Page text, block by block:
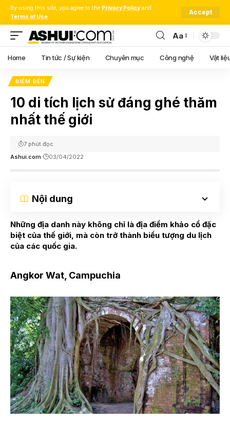
By using this site, you agree to the Privacy Policy and
Terms of Use.
Accept
Font
Resizer
Aa
Home Tin tức / Sự kiện Chuyên mục Công nghệ Vật
ĐIỂM ĐẾN
10 di tích lịch sử đáng ghé thăm
nhất thế giới
Ashui.com 03/04/2022
7 phút đọc
Nội dung
Những địa danh này không chỉ là địa điểm khảo cổ đặc
biệt của thế giới, mà còn trở thành biểu tượng du lịch
của các quốc gia.
Angkor Wat, Campuchia